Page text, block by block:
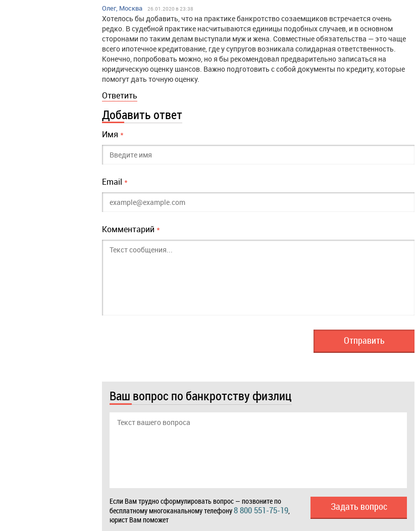
Олег, Москва 26.01.2020 в 23:38
Хотелось бы добавить, что на практике банкротство созаемщиков встречается очень
редко. В судебной практике насчитываются единицы подобных случаев, и в основном
сторонами по таким делам выступали муж и жена. Совместные обязательства — это чаще
всего ипотечное кредитование, где у супругов возникала солидарная ответственность.
Конечно, попробовать можно, но я бы рекомендовал предварительно записаться на
юридическую оценку шансов. Важно подготовить с собой документы по кредиту, которые
помогут дать точную оценку.
Ответить
Добавить ответ
Имя *
Email *
Комментарий *
Ваш вопрос по банкротству физлиц
Если Вам трудно сформулировать вопрос — позвоните по
бесплатному многоканальному телефону8 800 551-75-19,
юрист Вам поможет
Задать вопрос